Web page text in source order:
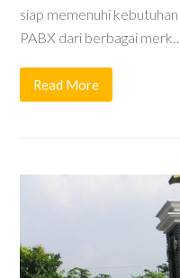
siap memenuhi
PABX dari berbagai merk…
Read More